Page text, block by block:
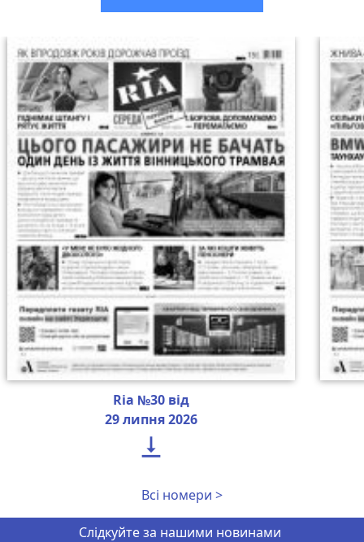
Ria №30 від
29 липня 2026

Всі номери >
Слідкуйте за нашими новинами